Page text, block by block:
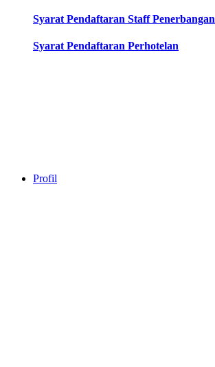
Syarat Pendaftaran Staff Penerbangan
Syarat Pendaftaran Perhotelan
Profil